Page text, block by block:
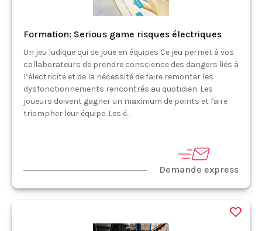
Formation: Serious game risques électriques
Un jeu ludique qui se joue en équipes Ce jeu permet à vos
collaborateurs de prendre conscience des dangers liés à
l’électricité et de la nécessité de faire remonter les
dysfonctionnements rencontrés au quotidien. Les
joueurs doivent gagner un maximum de points et faire
triompher leur équipe. Les é...
Demande express